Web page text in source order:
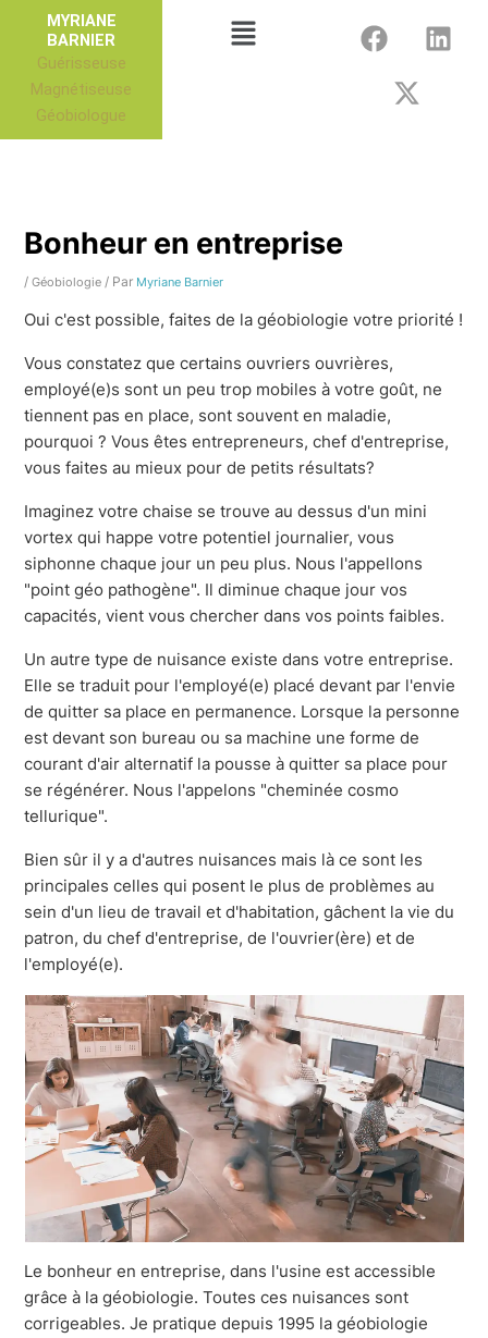
contenu
MYRIANE
BARNIER
Guérisseuse
Magnétiseuse
Géobiologue
Menu
F
a
L
i
t
w
Bonheur en entreprise
/Géobiologie / Par Myriane Barnier
Oui c'est possible, faites de la géobiologie votre priorité !
Vous constatez que certains ouvriers ouvrières,
employé(e)s sont un peu trop mobiles à votre goût, ne
tiennent pas en place, sont souvent en maladie,
pourquoi ? Vous êtes entrepreneurs, chef d'entreprise,
vous faites au mieux pour de petits résultats?
Imaginez votre chaise se trouve au dessus d'un mini
vortex qui happe votre potentiel journalier, vous
siphonne chaque jour un peu plus. Nous l'appellons
"point géo pathogène". Il diminue chaque jour vos
capacités, vient vous chercher dans vos points faibles.
Un autre type de nuisance existe dans votre entreprise.
Elle se traduit pour l'employé(e) placé devant par l'envie
de quitter sa place en permanence. Lorsque la personne
est devant son bureau ou sa machine une forme de
courant d'air alternatif la pousse à quitter sa place pour
se régénérer. Nous l'appelons "cheminée cosmo
tellurique".
Bien sûr il y a d'autres nuisances mais là ce sont les
principales celles qui posent le plus de problèmes au
sein d'un lieu de travail et d'habitation, gâchent la vie du
patron, du chef d'entreprise, de l'ouvrier(ère) et de
l'employé(e).
Le bonheur en entreprise, dans l'usine est accessible
grâce à la géobiologie. Toutes ces nuisances sont
corrigeables. Je pratique depuis 1995 la géobiologie